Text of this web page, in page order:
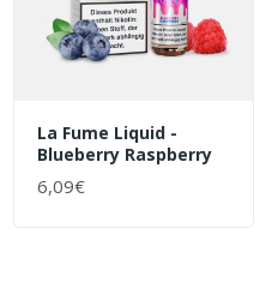
La Fume Liquid -
Blueberry Raspberry
6,09€